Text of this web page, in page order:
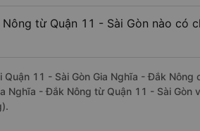
từ Quận 11 - Sài Gòn nào có
Quận 11 - Sài Gòn Gia Nghĩa - Đắk
Nghĩa - Đắk Nông từ Quận 11 - Sài Gòn